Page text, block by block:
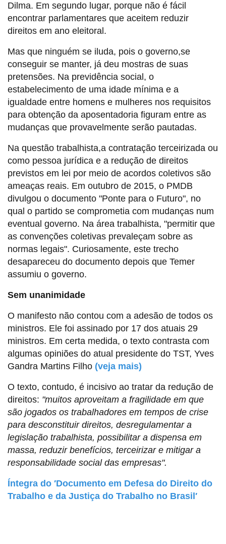
Dilma. Em segundo lugar, porque não é fácil
encontrar parlamentares que aceitem reduzir
direitos em ano eleitoral.
Mas que ninguém se iluda, pois o governo,se
conseguir se manter, já deu mostras de suas
pretensões. Na previdência social, o
estabelecimento de uma idade mínima e a
igualdade entre homens e mulheres nos requisitos
para obtenção da aposentadoria figuram entre as
mudanças que provavelmente serão pautadas.
Na questão trabalhista,a contratação terceirizada ou
como pessoa jurídica e a redução de direitos
previstos em lei por meio de acordos coletivos são
ameaças reais. Em outubro de 2015, o PMDB
divulgou o documento "Ponte para o Futuro", no
qual o partido se comprometia com mudanças num
eventual governo. Na área trabalhista, "permitir que
as convenções coletivas prevaleçam sobre as
normas legais". Curiosamente, este trecho
desapareceu do documento depois que Temer
assumiu o governo.
Sem unanimidade
O manifesto não contou com a adesão de todos os
ministros. Ele foi assinado por 17 dos atuais 29
ministros. Em certa medida, o texto contrasta com
algumas opiniões do atual presidente do TST, Yves
Gandra Martins Filho (veja mais)
O texto, contudo, é incisivo ao tratar da redução de
direitos: "muitos aproveitam a fragilidade em que
são jogados os trabalhadores em tempos de crise
para desconstituir direitos, desregulamentar a
legislação trabalhista, possibilitar a dispensa em
massa, reduzir benefícios, terceirizar e mitigar a
responsabilidade social das empresas".
Íntegra do ′Documento em Defesa do Direito do
Trabalho e da Justiça do Trabalho no Brasil′